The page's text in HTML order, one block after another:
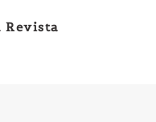
Revista